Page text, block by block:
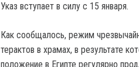
Указ вступает в силу с 15 января.
Как сообщалось, режим
терактов в храмах, в результате
положение в Египте регулярно